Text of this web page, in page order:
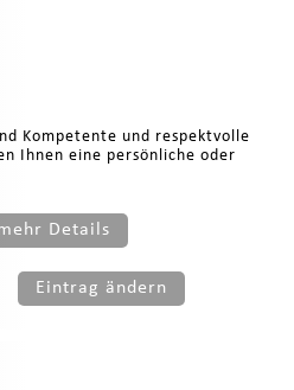
Kompetente und respektvolle
Ihnen eine persönliche oder
Details
Eintrag ändern